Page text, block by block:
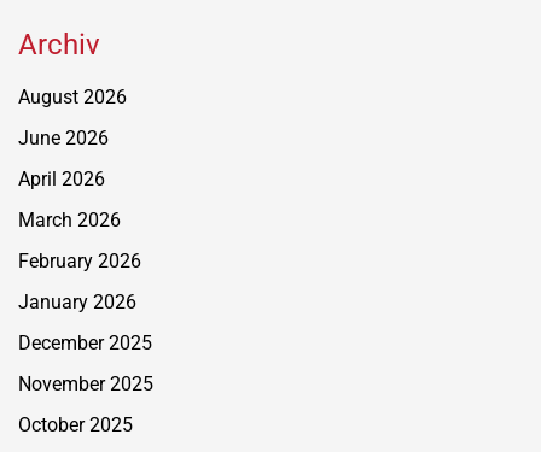
Archiv
August 2026
June 2026
April 2026
March 2026
February 2026
January 2026
December 2025
November 2025
October 2025